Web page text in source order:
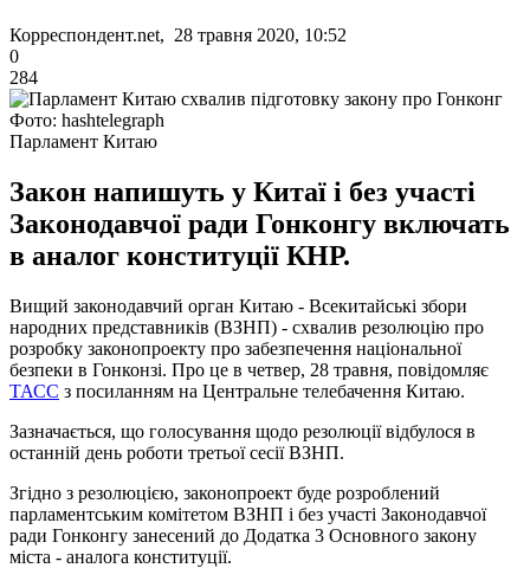
Корреспондент.net, 28 травня 2020, 10:52
0
284
Фото: hashtelegraph
Парламент Китаю
Закон напишуть у Китаї і без участі
Законодавчої ради Гонконгу включать
в аналог конституції КНР.
Вищий законодавчий орган Китаю - Всекитайські збори
народних представників (ВЗНП) - схвалив резолюцію про
розробку законопроекту про забезпечення національної
безпеки в Гонконзі. Про це в четвер, 28 травня, повідомляє
ТАСС з посиланням на Центральне телебачення Китаю.
Зазначається, що голосування щодо резолюції відбулося в
останній день роботи третьої сесії ВЗНП.
Згідно з резолюцією, законопроект буде розроблений
парламентським комітетом ВЗНП і без участі Законодавчої
ради Гонконгу занесений до Додатка 3 Основного закону
міста - аналога конституції.